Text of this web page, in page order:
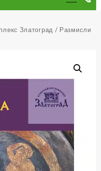
Златоград / Размисли